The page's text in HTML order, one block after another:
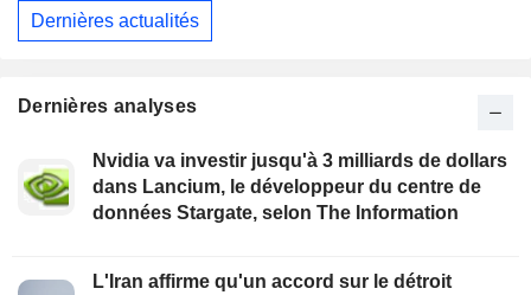
Dernières actualités
Dernières analyses
Nvidia va investir jusqu'à 3 milliards de dollars
dans Lancium, le développeur du centre de
données Stargate, selon The Information
L'Iran affirme qu'un accord sur le détroit